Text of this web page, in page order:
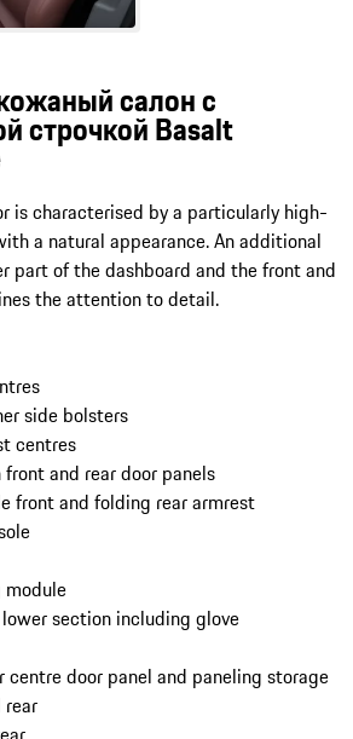
салон с
строчкой Basalt
is characterised by a particularly high-
a natural appearance. An additional
part of the dashboard and the front and
the attention to detail.
side bolsters
centres
and rear door panels
front and folding rear armrest
section including glove
door panel and paneling storage